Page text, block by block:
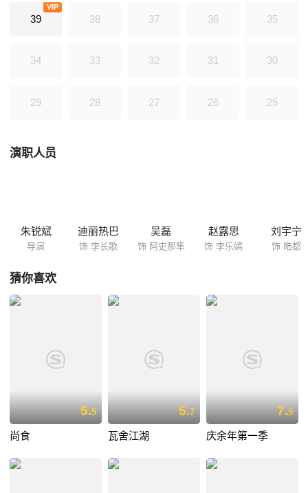
敌的真谛，并最终发现前隋势力是背后真正的操控者。她与隼联手，为大
唐和草原的和平做出了巨大贡献，并终于认识到彼此的真实感情，共同面
39
VIP
38 37 36 35
34 33 32 31 30
29 28 27 26 25
演职人员
朱锐斌
导演
迪丽热巴
饰 李长歌
吴磊
饰 阿史那隼
赵露思
饰 李乐嫣
刘宇宁
饰 皓都
猜你喜欢
5.5
尚食
5.7
瓦舍江湖
7.9
庆余年第一季